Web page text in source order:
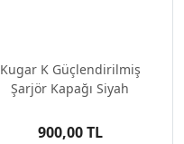
Kugar K Güçlendirilmiş
Şarjör Kapağı Siyah
900,00 TL